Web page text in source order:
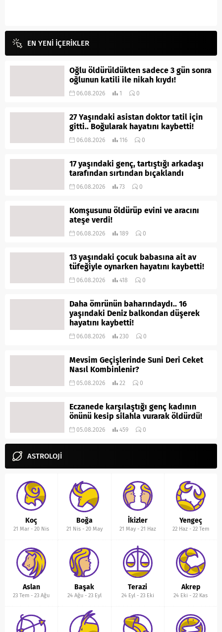
EN YENİ İÇERİKLER
Oğlu öldürüldükten sadece 3 gün sonra
oğlunun katili ile nikah kıydı!
06.08.2026 1 0
27 Yaşındaki asistan doktor tatil için
gitti.. Boğularak hayatını kaybetti!
06.08.2026 116 0
17 yaşındaki genç, tartıştığı arkadaşı
tarafından sırtından bıçaklandı
06.08.2026 73 0
Komşusunu öldürüp evini ve aracını
ateşe verdi!
06.08.2026 189 0
13 yaşındaki çocuk babasına ait av
tüfeğiyle oynarken hayatını kaybetti!
06.08.2026 418 0
Daha ömrünün baharındaydı.. 16
yaşındaki Deniz balkondan düşerek
hayatını kaybetti!
06.08.2026 230 0
Mevsim Geçişlerinde Suni Deri Ceket
Nasıl Kombinlenir?
05.08.2026 22 0
Eczanede karşılaştığı genç kadının
önünü kesip silahla vurarak öldürdü!
05.08.2026 459 0
ASTROLOJİ
Koç
21 Mar -20 Nis
Boğa
21 Nis- 20 May
İkizler
21 May- 21 Haz
Yengeç
22 Haz- 22 Tem
Aslan
23 Tem -23 Ağu
Başak
24 Ağu- 23 Eyl
Terazi
24 Eyl- 23 Eki
Akrep
24 Eki -22 Kas